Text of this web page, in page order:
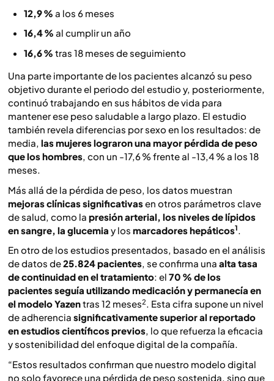
12,9 % a los 6 meses
16,4 % al cumplir un año
16,6 % tras 18 meses de seguimiento
Una parte importante de los pacientes alcanzó su peso
objetivo durante el periodo del estudio y, posteriormente,
continuó trabajando en sus hábitos de vida para
mantener ese peso saludable a largo plazo. El estudio
también revela diferencias por sexo en los resultados: de
media, las mujeres lograron una mayor pérdida de peso
que los hombres, con un -17,6 % frente al -13,4 % a los 18
meses.
Más allá de la pérdida de peso, los datos muestran
mejoras clínicas significativasen otros parámetros clave
de salud, como la presión arterial, los niveles de lípidos
en sangre, la glucemia y los marcadores hepáticos1
En otro de los estudios presentados, basado en el análisis
de datos de25.824 pacientes, se confirma una alta tasa
de continuidad en el tratamiento: el 70 % de los
pacientes seguía utilizando medicación y permanecía en
el modelo Yazentras 12 meses2. Esta cifra supone un nivel
de adherencia significativamente superior al reportado
en estudios científicos previos, lo que refuerza la eficacia
y sostenibilidad del enfoque digital de la compañía.
“Estos resultados confirman que nuestro modelo digital
no solo favorece una pérdida de peso sostenida, sino que